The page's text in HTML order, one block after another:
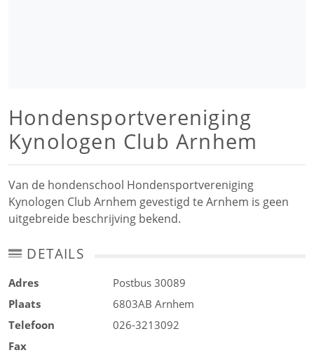
Hondensportvereniging
Kynologen Club Arnhem
Van de hondenschool Hondensportvereniging
Kynologen Club Arnhem gevestigd te Arnhem is geen
uitgebreide beschrijving bekend.
DETAILS
Adres
Postbus 30089
Plaats
6803AB Arnhem
Telefoon
026-3213092
Fax